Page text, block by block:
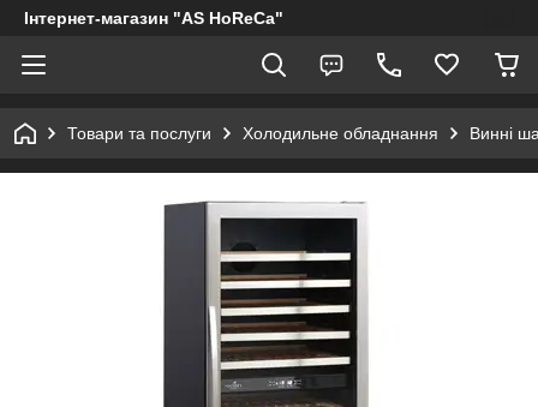
Інтернет-магазин "AS HoReCa"
Товари та послуги Холодильне обладнання Винні